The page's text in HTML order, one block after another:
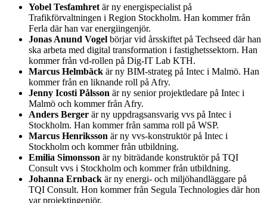
Yobel Tesfamhret är ny energispecialist på
Trafikförvaltningen i Region Stockholm. Han kommer från
Ferla där han var energiingenjör.
Jonas Anund Vogel börjar vid årsskiftet på Techseed där han
ska arbeta med digital transformation i fastighetssektorn. Han
kommer från vd-rollen på Dig-IT Lab KTH.
Marcus Helmbäck är ny BIM-strateg på Intec i Malmö. Han
kommer från en liknande roll på Afry.
Jenny Icosti Pålsson är ny senior projektledare på Intec i
Malmö och kommer från Afry.
Anders Berger är ny uppdragsansvarig vvs på Intec i
Stockholm. Han kommer från samma roll på WSP.
Marcus Henriksson är ny vvs-konstruktör på Intec i
Stockholm och kommer från utbildning.
Emilia Simonsson är ny biträdande konstruktör på TQI
Consult vvs i Stockholm och kommer från utbildning.
Johanna Ernback är ny energi- och miljöhandläggare på
TQI Consult. Hon kommer från Segula Technologies där hon
var projektingenjör.